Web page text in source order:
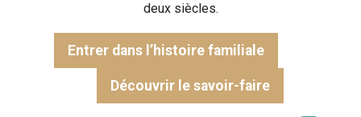
deux siècles.
Entrer dans l’histoire familiale
Découvrir le savoir-faire